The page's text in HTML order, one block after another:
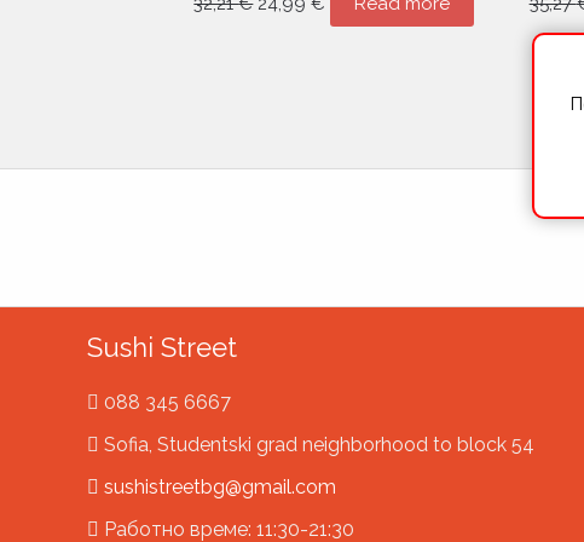
Sushi Street
088 345 6667
Sofia, Studentski grad neighborhood to block 54
sushistreetbg@gmail.com
Работно време: 11:30-21:30